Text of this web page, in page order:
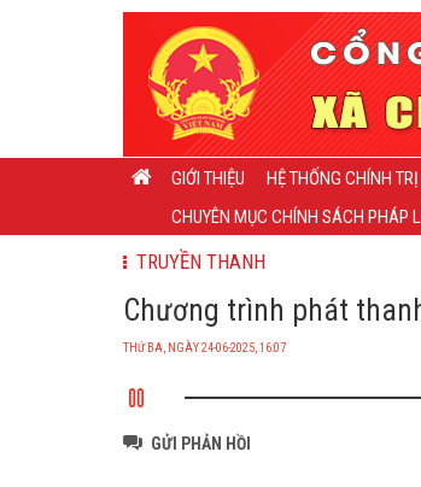
GIỚI THIỆU HỆ THỐNG CHÍNH TRỊ
CHUYÊN MỤC CHÍNH SÁCH PHÁP
TRUYỀN THANH
Chương trình phát
THỨ BA, NGÀY 24-06-2025, 16:07
GỬI PHẢN HỒI